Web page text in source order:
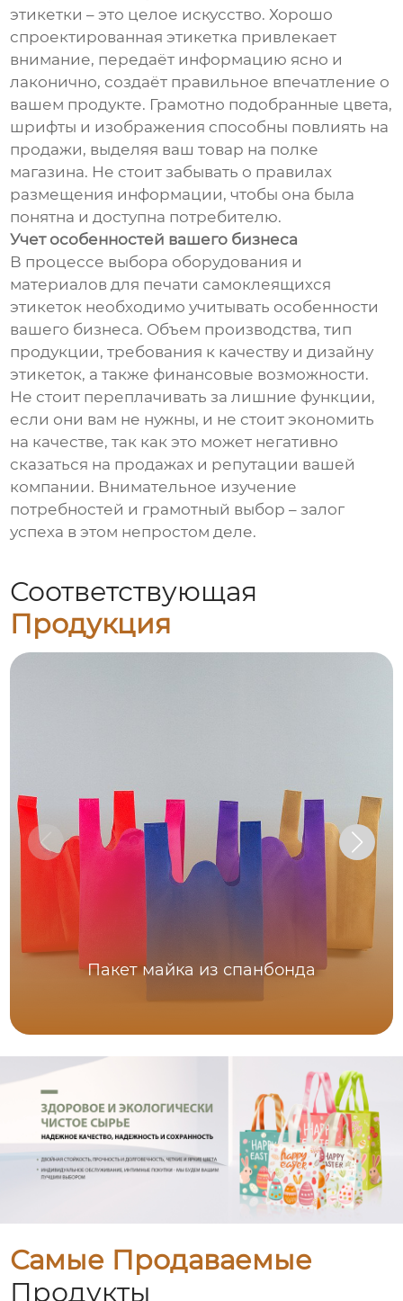
этикетки – это целое искусство. Хорошо
спроектированная этикетка привлекает
внимание, передаёт информацию ясно и
лаконично, создаёт правильное впечатление о
вашем продукте. Грамотно подобранные цвета,
шрифты и изображения способны повлиять на
продажи, выделяя ваш товар на полке
магазина. Не стоит забывать о правилах
размещения информации, чтобы она была
понятна и доступна потребителю.
Учет особенностей вашего бизнеса
В процессе выбора оборудования и
материалов для печати самоклеящихся
этикеток необходимо учитывать особенности
вашего бизнеса. Объем производства, тип
продукции, требования к качеству и дизайну
этикеток, а также финансовые возможности.
Не стоит переплачивать за лишние функции,
если они вам не нужны, и не стоит экономить
на качестве, так как это может негативно
сказаться на продажах и репутации вашей
компании. Внимательное изучение
потребностей и грамотный выбор – залог
успеха в этом непростом деле.
Соответствующая
Продукция
Пакет майка из спанбонда
Самые Продаваемые
Продукты